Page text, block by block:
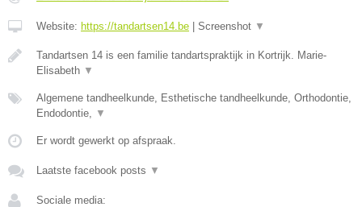
Website: https://tandartsen14.be Screenshot ▼
Tandartsen 14 is een familie tandartspraktijk in Kortrijk. Marie-
Elisabeth ▼
Algemene tandheelkunde, Esthetische tandheelkunde, Orthodontie,
Endodontie, ▼
Er wordt gewerkt op afspraak.
Laatste facebook posts ▼
Sociale media: